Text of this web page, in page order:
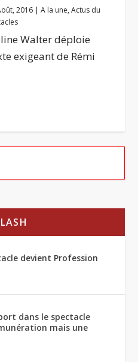
2016 |A la une,Actus du
Walter déploie
exigeant de Rémi
devient Profession
dans le spectacle
mais une